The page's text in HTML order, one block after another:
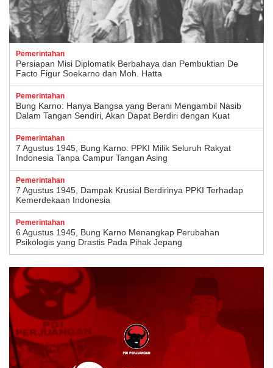
Pemerintahan
Persiapan Misi Diplomatik Berbahaya dan Pembuktian De
Facto Figur Soekarno dan Moh. Hatta
Pemerintahan
Bung Karno: Hanya Bangsa yang Berani Mengambil Nasib
Dalam Tangan Sendiri, Akan Dapat Berdiri dengan Kuat
Pemerintahan
7 Agustus 1945, Bung Karno: PPKI Milik Seluruh Rakyat
Indonesia Tanpa Campur Tangan Asing
Pemerintahan
7 Agustus 1945, Dampak Krusial Berdirinya PPKI Terhadap
Kemerdekaan Indonesia
Pemerintahan
6 Agustus 1945, Bung Karno Menangkap Perubahan
Psikologis yang Drastis Pada Pihak Jepang